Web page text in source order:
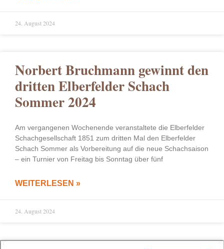
24. August 2024
Norbert Bruchmann gewinnt den
dritten Elberfelder Schach
Sommer 2024
Am vergangenen Wochenende veranstaltete die Elberfelder
Schachgesellschaft 1851 zum dritten Mal den Elberfelder
Schach Sommer als Vorbereitung auf die neue Schachsaison
– ein Turnier von Freitag bis Sonntag über fünf
WEITERLESEN »
24. August 2024